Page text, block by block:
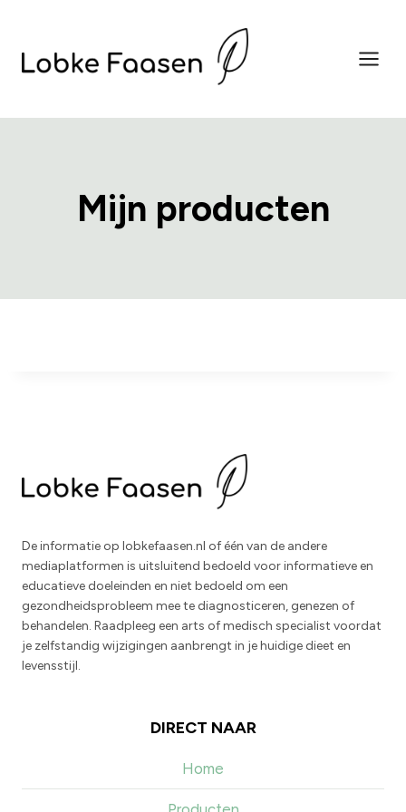
inhoud
Mijn producten
De informatie op lobkefaasen.nl of één van de andere
mediaplatformen is uitsluitend bedoeld voor informatieve en
educatieve doeleinden en niet bedoeld om een
gezondheidsprobleem mee te diagnosticeren, genezen of
behandelen. Raadpleeg een arts of medisch specialist voordat
je zelfstandig wijzigingen aanbrengt in je huidige dieet en
levensstijl.
DIRECT NAAR
Home